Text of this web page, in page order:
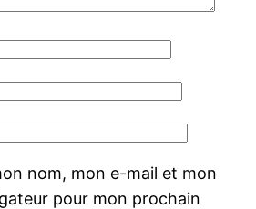
nom, mon e-mail et mon
pour mon prochain